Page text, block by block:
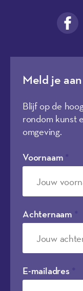
Meld je
Blijf op de
rondom kunst
omgeving.
Voornaam
Achternaam
E-mailadres